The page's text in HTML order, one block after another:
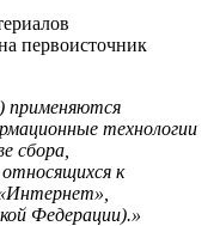
первоисточник
применяются
технологии
сбора,
к
Федерации).»